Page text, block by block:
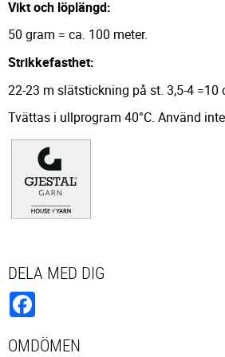
Vikt och löplängd:
50 gram = ca. 100 meter.
Strikkefasthet:
22-23 m slätstickning på st. 3,5-4 =10
Tvättas i ullprogram 40°C. Använd
DELA MED DIG
OMDÖMEN